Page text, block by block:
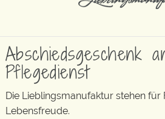
Abschiedsgeschenk
Pflegedienst
Die Lieblingsmanufaktur stehen für
Lebensfreude.